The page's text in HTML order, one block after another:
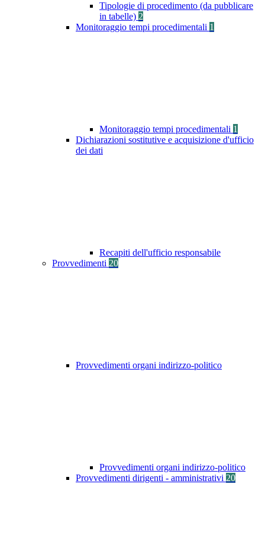
Tipologie di procedimento (da pubblicare
in tabelle) 2
Monitoraggio tempi procedimentali 1
Monitoraggio tempi procedimentali 1
Dichiarazioni sostitutive e acquisizione d'ufficio
dei dati
Recapiti dell'ufficio responsabile
Provvedimenti 20
Provvedimenti organi indirizzo-politico
Provvedimenti organi indirizzo-politico
Provvedimenti dirigenti - amministrativi 20